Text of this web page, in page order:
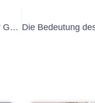
Verständnis der Bedeutung der Prüfung Ortsveränderlicher Geräte Preis für die Sicherheit am Arbeitsplatz